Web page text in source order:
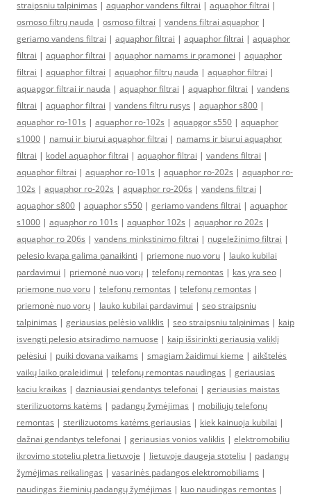
straipsniu talpinimas | aquaphor vandens filtrai | aquaphor filtrai |
osmoso filtrų nauda | osmoso filtrai | vandens filtrai aquaphor |
geriamo vandens filtrai | aquaphor filtrai | aquaphor filtrai | aquaphor
filtrai | aquaphor filtrai | aquaphor namams ir pramonei | aquaphor
filtrai | aquaphor filtrai | aquaphor filtrų nauda | aquaphor filtrai |
aquapgor filtrai ir nauda | aquaphor filtrai | aquaphor filtrai | vandens
filtrai | aquaphor filtrai | vandens filtru rusys | aquaphor s800 |
aquaphor ro-101s | aquaphor ro-102s | aquapgor s550 | aquaphor
s1000 | namui ir biurui aquaphor filtrai | namams ir biurui aquaphor
filtrai | kodel aquaphor filtrai | aquaphor filtrai | vandens filtrai |
aquaphor filtrai | aquaphor ro-101s | aquaphor ro-202s | aquaphor ro-
102s | aquaphor ro-202s | aquaphor ro-206s | vandens filtrai |
aquaphor s800 | aquaphor s550 | geriamo vandens filtrai | aquaphor
s1000 | aquaphor ro 101s | aquaphor 102s | aquaphor ro 202s |
aquaphor ro 206s | vandens minkstinimo filtrai | nugeležinimo filtrai |
pelesio kvapa galima panaikinti | priemone nuo voru | lauko kubilai
pardavimui | priemonė nuo vorų | telefonų remontas | kas yra seo |
priemone nuo voru | telefonų remontas | telefonų remontas |
priemonė nuo vorų | lauko kubilai pardavimui | seo straipsniu
talpinimas | geriausias pelėsio valiklis | seo straipsniu talpinimas | kaip
isvengti pelesio atsiradimo namuose | kaip išsirinkti geriausią valiklį
pelėsiui | puiki dovana vaikams | smagiam žaidimui kieme | aikštelės
vaikų laiko praleidimui | telefonų remontas naudingas | geriausias
kaciu kraikas | dazniausiai gendantys telefonai | geriausias maistas
sterilizuotoms katėms | padangų žymėjimas | mobiliųjų telefonų
remontas | sterilizuotoms katėms geriausias | kiek kainuoja kubilai |
dažnai gendantys telefonai | geriausias vonios valiklis | elektromobiliu
ikrovimo stoteliu pletra lietuvoje | lietuvoje daugeja stoteliu | padangų
žymėjimas reikalingas | vasarinės padangos elektromobiliams |
naudingas žieminių padangų žymėjimas | kuo naudingas remontas |